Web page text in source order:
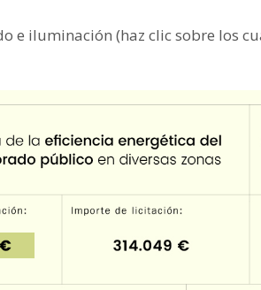
e iluminación (haz clic sobre los